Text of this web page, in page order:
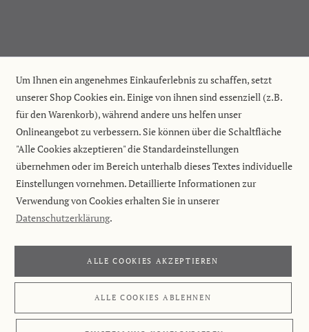
Um Ihnen ein angenehmes Einkauferlebnis zu schaffen, setzt
unserer Shop Cookies ein. Einige von ihnen sind essenziell (z.B.
für den Warenkorb), während andere uns helfen unser
Onlineangebot zu verbessern. Sie können über die Schaltfläche
"Alle Cookies akzeptieren" die Standardeinstellungen
übernehmen oder im Bereich unterhalb dieses Textes individuelle
Einstellungen vornehmen. Detaillierte Informationen zur
Verwendung von Cookies erhalten Sie in unserer
Datenschutzerklärung.
ALLE COOKIES AKZEPTIEREN
ALLE COOKIES ABLEHNEN